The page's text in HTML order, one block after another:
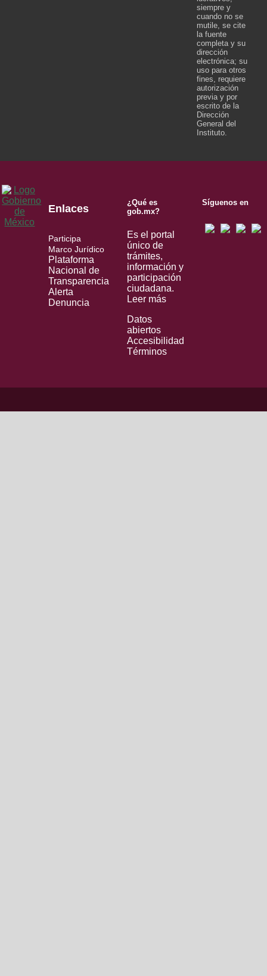
siempre y
cuando no se
mutile, se cite
la fuente
completa y su
dirección
electrónica; su
uso para otros
fines, requiere
autorización
previa y por
escrito de la
Dirección
General del
Instituto.
Enlaces
Participa
Marco Jurídico
Plataforma
Nacional de
Transparencia
Alerta
Denuncia
¿Qué es
gob.mx?
Es el portal
único de
trámites,
información y
participación
ciudadana.
Leer más
Datos
abiertos
Accesibilidad
Términos
Síguenos en